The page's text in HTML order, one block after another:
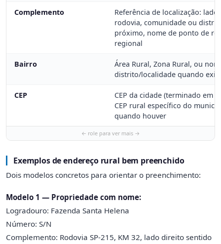
Complemento
Referência de localização: lado
rodovia, comunidade ou
próximo, nome de ponto de
regional
Bairro
Área Rural, Zona Rural, ou
distrito/localidade quando
CEP
CEP da cidade (terminado em -
CEP rural específico do
quando houver
Exemplos de endereço rural bem preenchido
Dois modelos concretos para orientar o preenchimento:
Modelo 1 — Propriedade com nome:
Logradouro: Fazenda Santa Helena
Número: S/N
Complemento: Rodovia SP-215, KM 32, lado direito sentido